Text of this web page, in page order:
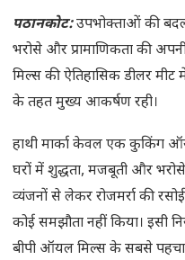
पठानकोट:उपभोक्ताओं की
भरोसे और प्रामाणिकता की
मिल्स की ऐतिहासिक डीलर मीट
के तहत मुख्य आकर्षण रही।
हाथी मार्का केवल एक कुकिंग
घरों में शुद्धता, मजबूती और भरोसे
व्यंजनों से लेकर रोजमर्रा की
कोई समझौता नहीं किया। इसी
बीपी ऑयल मिल्स के सबसे